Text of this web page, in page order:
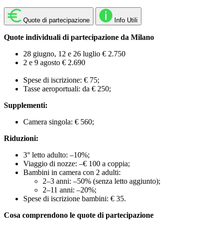
Quote di partecipazione Info Utili
Quote individuali di partecipazione da Milano
28 giugno, 12 e 26 luglio € 2.750
2 e 9 agosto € 2.690
Spese di iscrizione: € 75;
Tasse aeroportuali: da € 250;
Supplementi:
Camera singola: € 560;
Riduzioni:
3° letto adulto: –10%;
Viaggio di nozze: –€ 100 a coppia;
Bambini in camera con 2 adulti:
2–3 anni: –50% (senza letto aggiunto);
2–11 anni: –20%;
Spese di iscrizione bambini: € 35.
Cosa comprendono le quote di partecipazione